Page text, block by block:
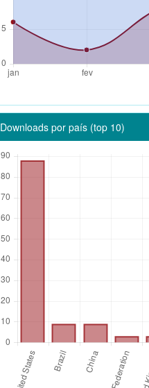
Downloads por país (top 10)